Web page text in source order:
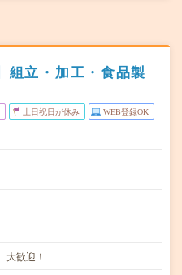
組立・加工・食品製
土日祝日が休み WEB登録OK
大歓迎！